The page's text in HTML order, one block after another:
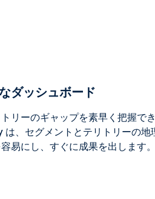
ダッシュボード
リーのギャップを素早く把握でき
は、セグメントとテリトリーの地
易にし、すぐに成果を出します。